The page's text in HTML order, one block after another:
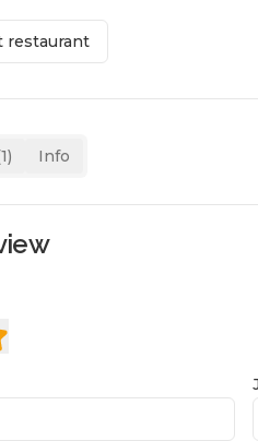
restaurant
1) Info